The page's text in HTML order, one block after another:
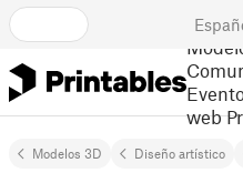
web
Modelos 3D Diseño artístico